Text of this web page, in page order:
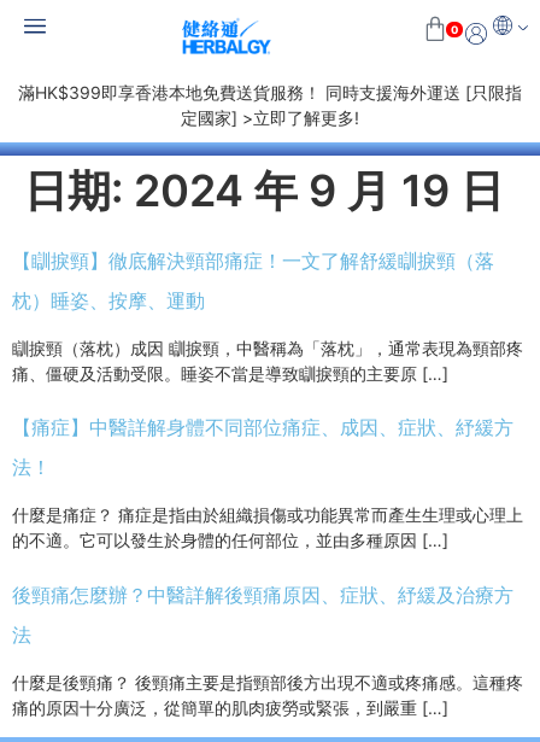
0
滿HK$399即享香港本地免費送貨服務！ 同時支援海外運送 [只限指
定國家] >立即了解更多!
日期: 2024 年 9 月 19 日
【瞓捩頸】徹底解決頸部痛症！一文了解舒緩瞓捩頸（落
枕）睡姿、按摩、運動
瞓捩頸（落枕）成因 瞓捩頸，中醫稱為「落枕」，通常表現為頸部疼
痛、僵硬及活動受限。睡姿不當是導致瞓捩頸的主要原 […]
【痛症】中醫詳解身體不同部位痛症、成因、症狀、紓緩方
法！
什麼是痛症？ 痛症是指由於組織損傷或功能異常而產生生理或心理上
的不適。它可以發生於身體的任何部位，並由多種原因 […]
後頸痛怎麼辦？中醫詳解後頸痛原因、症狀、紓緩及治療方
法
什麼是後頸痛？ 後頸痛主要是指頸部後方出現不適或疼痛感。這種疼
痛的原因十分廣泛，從簡單的肌肉疲勞或緊張，到嚴重 […]